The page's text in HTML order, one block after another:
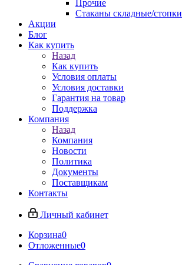
Прочие
Стаканы складные/стопки
Акции
Блог
Как купить
Назад
Как купить
Условия оплаты
Условия доставки
Гарантия на товар
Поддержка
Компания
Назад
Компания
Новости
Политика
Документы
Поставщикам
Контакты
Личный кабинет
Корзина0
Отложенные0